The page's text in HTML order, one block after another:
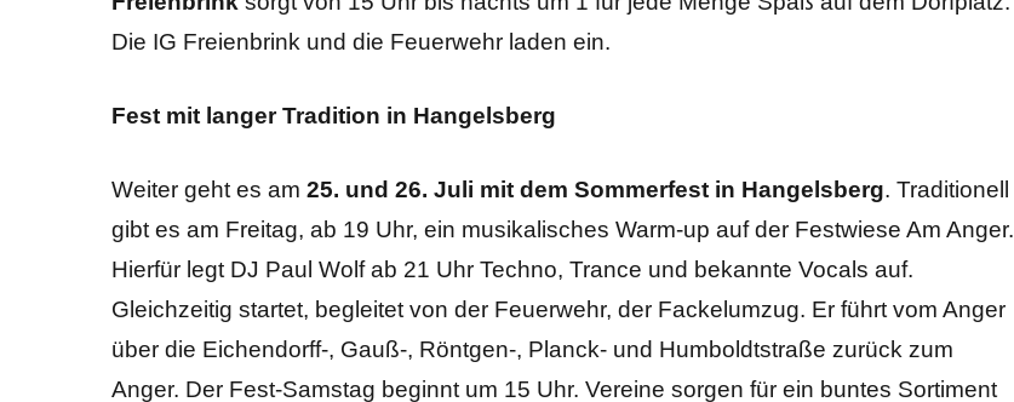
Die IG Freienbrink und die Feuerwehr laden ein.
Fest mit langer Tradition in Hangelsberg
Weiter geht es am 25. und 26. Juli mit dem Sommerfest in Hangelsberg. Traditionell
gibt es am Freitag, ab 19 Uhr, ein musikalisches Warm-up auf der Festwiese Am Anger.
Hierfür legt DJ Paul Wolf ab 21 Uhr Techno, Trance und bekannte Vocals auf.
Gleichzeitig startet, begleitet von der Feuerwehr, der Fackelumzug. Er führt vom Anger
über die Eichendorff-, Gauß-, Röntgen-, Planck- und Humboldtstraße zurück zum
Anger. Der Fest-Samstag beginnt um 15 Uhr. Vereine sorgen für ein buntes Sortiment